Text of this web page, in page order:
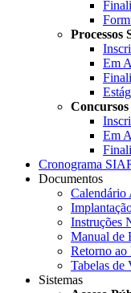
Processos
Em
Concursos
Em
Cronograma
Documentos
Calendário
Instruções
Manual de
Retorno ao
Tabelas de
Sistemas